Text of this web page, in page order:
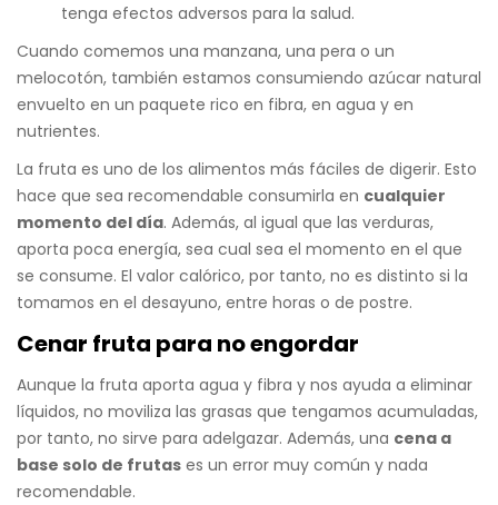
tenga efectos adversos para la salud.
Cuando comemos una manzana, una pera o un
melocotón, también estamos consumiendo azúcar natural
envuelto en un paquete rico en fibra, en agua y en
nutrientes.
La fruta es uno de los alimentos más fáciles de digerir. Esto
hace que sea recomendable consumirla en cualquier
momento del día. Además, al igual que las verduras,
aporta poca energía, sea cual sea el momento en el que
se consume. El valor calórico, por tanto, no es distinto si la
tomamos en el desayuno, entre horas o de postre.
Cenar fruta para no engordar
Aunque la fruta aporta agua y fibra y nos ayuda a eliminar
líquidos, no moviliza las grasas que tengamos acumuladas,
por tanto, no sirve para adelgazar. Además, una cena a
base solo de frutas es un error muy común y nada
recomendable.